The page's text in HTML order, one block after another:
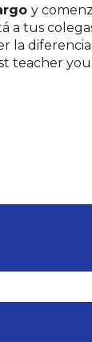
y
a tus
la
teacher you